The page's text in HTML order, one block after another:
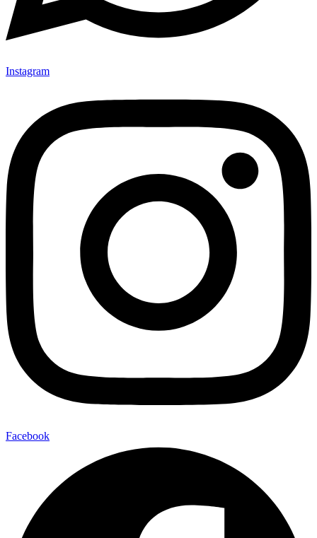
Instagram
Facebook